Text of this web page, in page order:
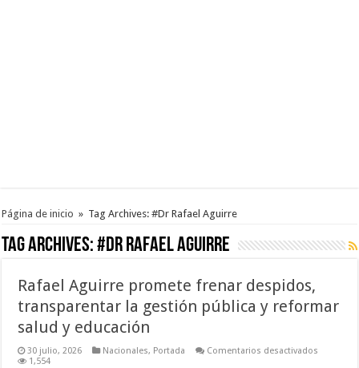
Página de inicio » Tag Archives: #Dr Rafael Aguirre
Tag Archives:#Dr Rafael Aguirre
Rafael Aguirre promete frenar despidos,
transparentar la gestión pública y reformar
salud y educación
30 julio, 2026 Nacionales, Portada Comentarios desactivados
1,554